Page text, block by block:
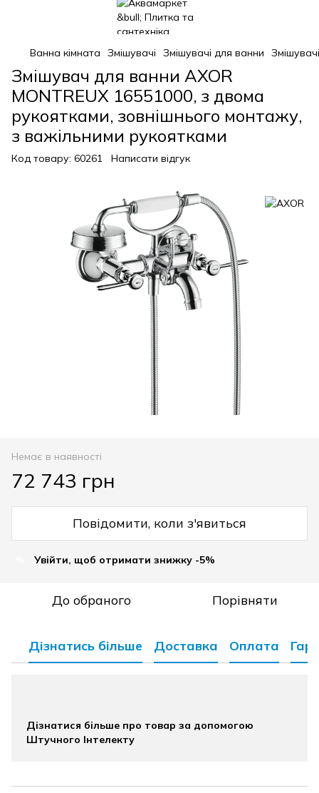
Ванна кімната Змішувачі Змішувачі для ванни
Змішувач для ванни AXOR
MONTREUX 16551000, з двома
рукоятками, зовнішнього монтажу,
з важільними рукоятками
Код товару: 60261 Написати відгук
Немає в наявності
72 743 грн
Повідомити, коли з'явиться
Увійти, щоб отримати знижку -5%
До обраного Порівняти
Дізнатись більше Доставка Оплата
Дізнатися більше про товар за допомогою
Штучного Інтелекту